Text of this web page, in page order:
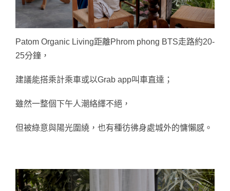
Patom Organic Living距離Phrom phong BTS走路約20-
25分鐘，
建議能搭乘計乘車或以Grab app叫車直達；
雖然一整個下午人潮絡繹不絕，
但被綠意與陽光圍繞，也有種彷彿身處城外的慵懶感。